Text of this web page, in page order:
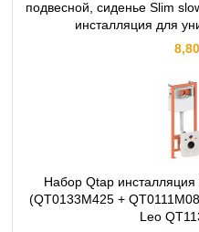
подвесной, сиденье Slim
инсталляция для
Набор Qtap
(QT0133M425 +
Leo